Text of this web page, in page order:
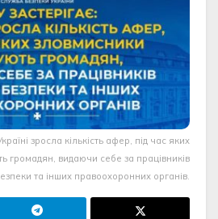
зросла кількість афер, під час яких
громадян, видаючи себе за працівників
та інших правоохоронних органів.